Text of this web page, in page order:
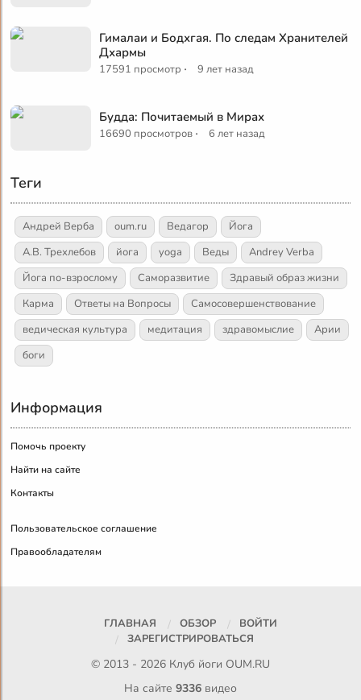
Гималаи и Бодхгая. По следам Хранителей
Дхармы
17591 просмотр · 9 лет назад
Будда: Почитаемый в Мирах
16690 просмотров · 6 лет назад
Теги
Андрей Верба oum.ru Ведагор
Йога
А.В. Трехлебов
йога yoga Веды
Andrey Verba
Йога по-взрослому
Саморазвитие
Здравый образ жизни
Карма
Ответы на Вопросы
Самосовершенствование
ведическая культура
медитация здравомыслие
Арии
боги
Информация
Помочь проекту
Найти на сайте
Контакты
Пользовательское соглашение
Правообладателям
ГЛАВНАЯ ОБЗОР
ВОЙТИ
ЗАРЕГИСТРИРОВАТЬСЯ
© 2013 - 2026 Клуб йоги OUM.RU
На сайте 9336видео